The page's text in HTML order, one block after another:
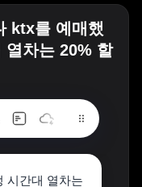
ktx를 예매했
열차는 20% 할
시간대 열차는